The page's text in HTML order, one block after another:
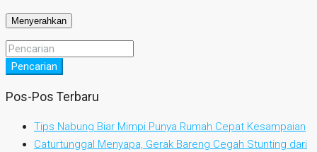
Pencarian
Pos-Pos Terbaru
Tips Nabung Biar Mimpi Punya Rumah Cepat Kesampaian
Caturtunggal Menyapa, Gerak Bareng Cegah Stunting dari